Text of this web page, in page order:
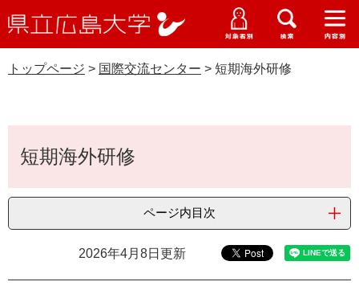
ー
ジ
ニ
ュ
本
へ
ニ
ュ
ー
ニ
ュ
ー
ニ
立
大
受験生の皆さま
卒業生の皆さま
地域・企業の皆さま
受験生特設サイト
WEB版大学案内
English
中文簡体 中文繁体 한국어 日本語
大学概要
学生生活・就職支援
研究・地域連携・国際交流
トップページ > 国際交流センター > 短期海外研修
短期海外研修
ページ内目次
2026年4月8日更新